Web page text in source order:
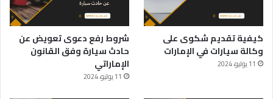
كيفية تقديم شكوى على
وكالة سيارات في الإمارات
11 يوليو، 2024
شروط رفع دعوى تعويض عن
حادث سيارة وفق القانون
الإماراتي
11 يوليو، 2024